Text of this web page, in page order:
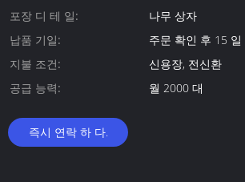
포장 디 테 일:
나무 상자
납품 기일:
주문 확인 후 15 일
지불 조건:
신용장, 전신환
공급 능력:
월 2000 대
즉시 연락 하 다.